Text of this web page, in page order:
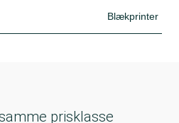
Blækprinter
prisklasse